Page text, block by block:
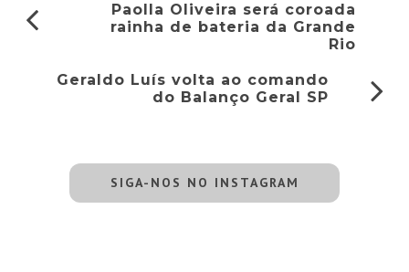
Paolla Oliveira será coroada
rainha de bateria da Grande
Rio
Geraldo Luís volta ao comando
do Balanço Geral SP
SIGA-NOS NO INSTAGRAM